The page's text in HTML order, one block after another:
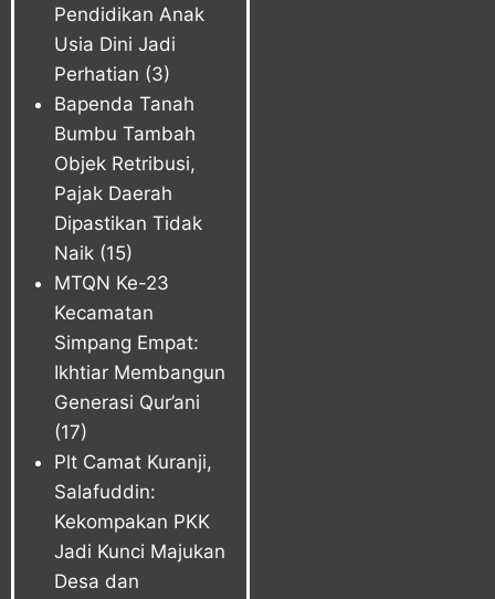
Pendidikan Anak
Usia Dini Jadi
Perhatian (3)
Bapenda Tanah
Bumbu Tambah
Objek Retribusi,
Pajak Daerah
Dipastikan Tidak
Naik (15)
MTQN Ke-23
Kecamatan
Simpang Empat:
Ikhtiar Membangun
Generasi Qur’ani
(17)
Plt Camat Kuranji,
Salafuddin:
Kekompakan PKK
Jadi Kunci Majukan
Desa dan